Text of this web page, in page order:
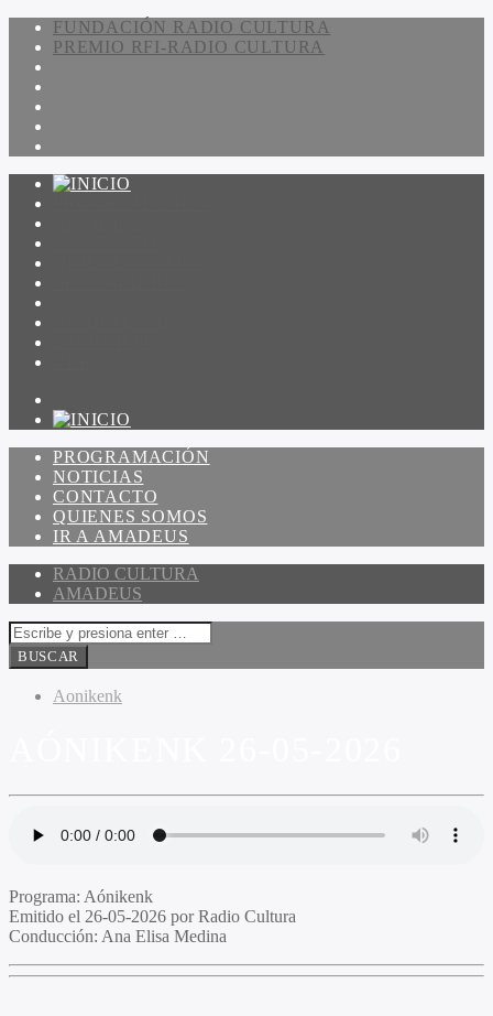
FUNDACIÓN RADIO CULTURA
PREMIO RFI-RADIO CULTURA
PROGRAMACIÓN
NOTICIAS
CONTACTO
QUIENES SOMOS
IR A AMADEUS
RADIO CULTURA
AMADEUS
Aonikenk
Programa: Aónikenk
Emitido el 26-05-2026 por Radio Cultura
Conducción: Ana Elisa Medina